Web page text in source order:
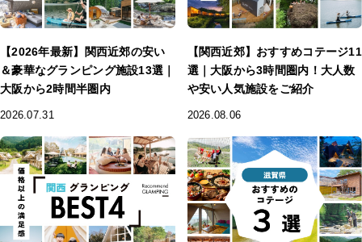
【2026年最新】関西近郊の安い
＆豪華なグランピング施設13選｜
大阪から2時間半圏内
2026.07.31
【関西近郊】おすすめコテージ11
選｜大阪から3時間圏内！大人数
や安い人気施設をご紹介
2026.08.06